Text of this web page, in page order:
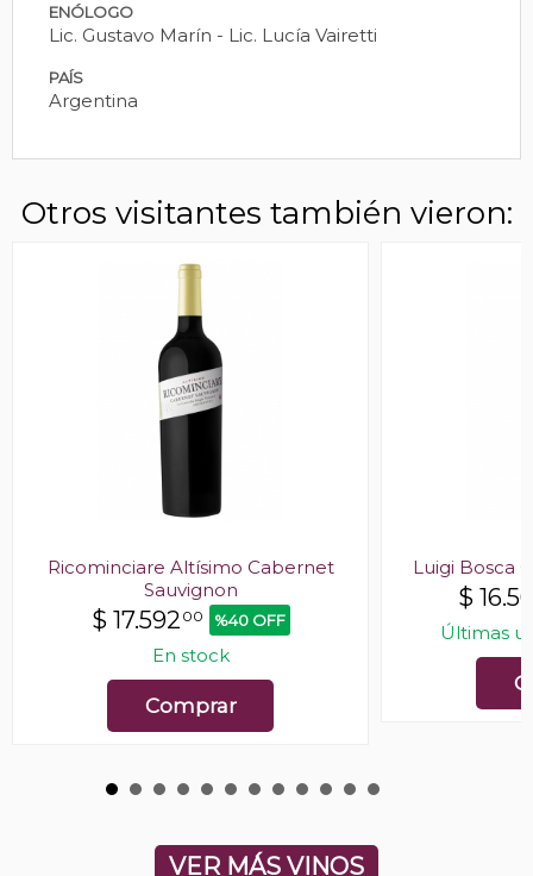
ENÓLOGO
Lic. Gustavo Marín - Lic. Lucía Vairetti
PAÍS
Argentina
Otros visitantes también vieron:
Ricominciare Altísimo Cabernet
Sauvignon
$ 17.592 00 %40 OFF
En stock
Comprar
Luigi Bosca
$
Últimas
VER MÁS VINOS